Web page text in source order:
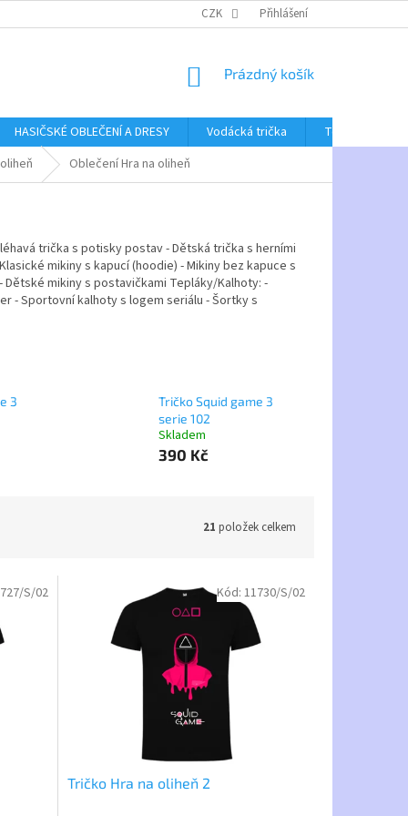
CZK Přihlášení
NÁKUPNÍ
Prázdný košík
HASIČSKÉ OBLEČENÍ A DRESY Vodácká trička
Textil bez
Oblečení Hra na oliheň
trička s potisky postav - Dětská trička s herními
mikiny s kapucí (hoodie) - Mikiny bez kapuce s
mikiny s postavičkami Tepláky/Kalhoty: -
- Sportovní kalhoty s logem seriálu - Šortky s
3
Tričko Squid game 3
serie 102
Skladem
390 Kč
21 položek celkem
S/02
Tričko Hra na oliheň 2
Kód: 11730/S/02